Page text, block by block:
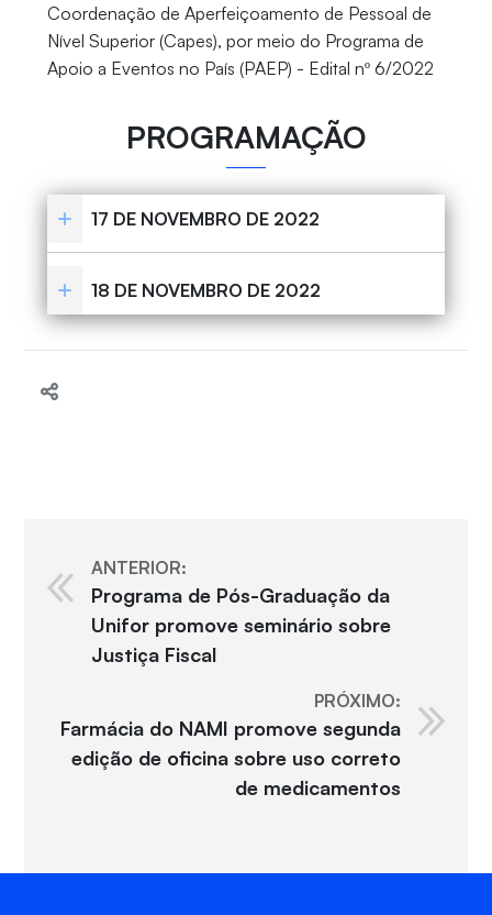
Coordenação de Aperfeiçoamento de Pessoal de
Nível Superior (Capes), por meio do Programa de
Apoio a Eventos no País (PAEP) - Edital nº 6/2022
PROGRAMAÇÃO
17 DE NOVEMBRO DE 2022
18 DE NOVEMBRO DE 2022
ANTERIOR:
Programa de Pós-Graduação da
Unifor promove seminário sobre
Justiça Fiscal
PRÓXIMO:
Farmácia do NAMI promove segunda
edição de oficina sobre uso correto
de medicamentos